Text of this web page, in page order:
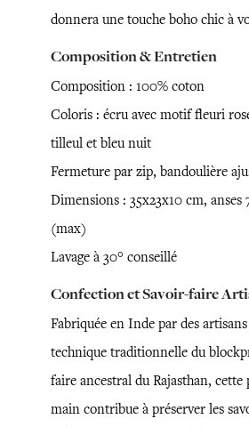
donnera une touche boho chic à
Composition & Entretien
Composition : 100% coton
Coloris : écru avec motif fleuri
tilleul et bleu nuit
Fermeture par zip, bandoulière
Dimensions : 35x23x10 cm, anses
(max)
Lavage à 30° conseillé
Confection et Savoir-faire
Fabriquée en Inde par des
technique traditionnelle du
faire ancestral du Rajasthan, cette
main contribue à préserver les